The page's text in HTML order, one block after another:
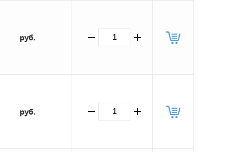
руб.
руб.